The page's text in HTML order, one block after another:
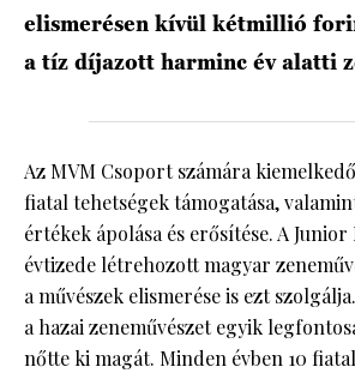
elismerésen kívül kétmillió
a tíz díjazott harminc év alatti
Az MVM Csoport számára
fiatal tehetségek támogatása,
értékek ápolása és erősítése. A
évtizede létrehozott magyar
a művészek elismerése is ezt
a hazai zeneművészet egyik
nőtte ki magát. Minden évben 10